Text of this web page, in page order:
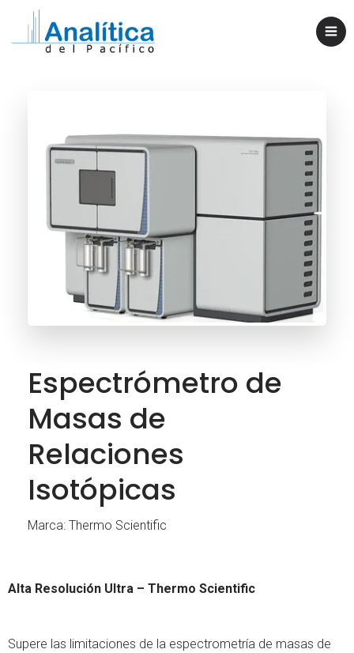
Espectrómetro de
Masas de
Relaciones
Isotópicas
Marca: Thermo Scientific
Alta Resolución Ultra – Thermo Scientific
Supere las limitaciones de la espectrometría de masas de